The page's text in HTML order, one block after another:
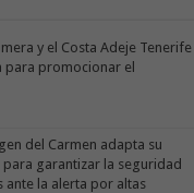
y el Costa Adeje Tenerife
para promocionar el
del Carmen adapta su
garantizar la seguridad
ante la alerta por altas